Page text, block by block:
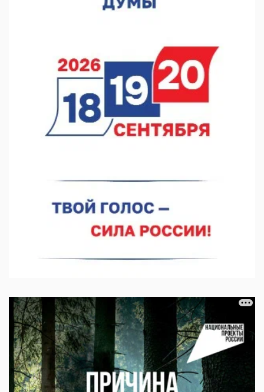
покраской телебашни
07.08.2026 11:20
В автобусах Арзамаса устанавливают терминалы оплаты
07.08.2026 11:03